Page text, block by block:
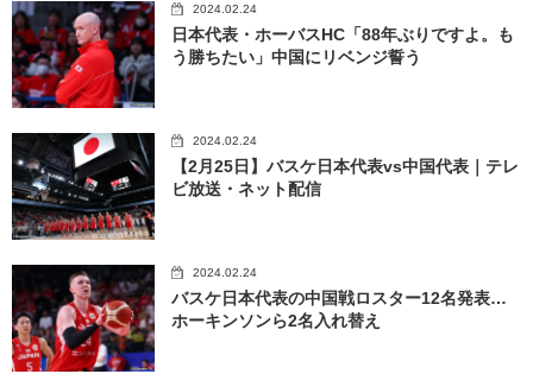
2024.02.24
日本代表・ホーバスHC「88年ぶりですよ。も
う勝ちたい」中国にリベンジ誓う
2024.02.24
【2月25日】バスケ日本代表vs中国代表｜テレ
ビ放送・ネット配信
2024.02.24
バスケ日本代表の中国戦ロスター12名発表…
ホーキンソンら2名入れ替え